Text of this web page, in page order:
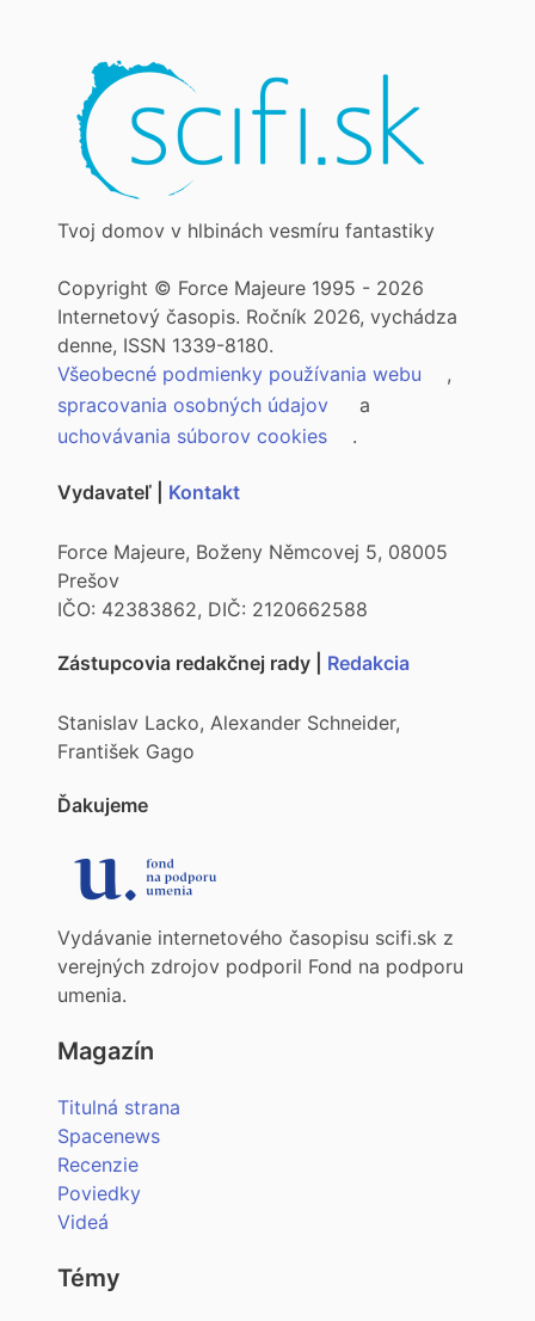
Tvoj domov v hlbinách vesmíru fantastiky
Copyright © Force Majeure 1995 - 2026
Internetový časopis. Ročník 2026, vychádza
denne, ISSN 1339-8180.
Všeobecné podmienky používania webu
,
spracovania osobných údajov
a
uchovávania súborov cookies
.
Vydavateľ | Kontakt
Force Majeure, Boženy Němcovej 5, 08005
Prešov
IČO: 42383862, DIČ: 2120662588
Zástupcovia redakčnej rady | Redakcia
Stanislav Lacko, Alexander Schneider,
František Gago
Ďakujeme
Vydávanie internetového časopisu scifi.sk z
verejných zdrojov podporil Fond na podporu
umenia.
Magazín
Titulná strana
Spacenews
Recenzie
Poviedky
Videá
Témy